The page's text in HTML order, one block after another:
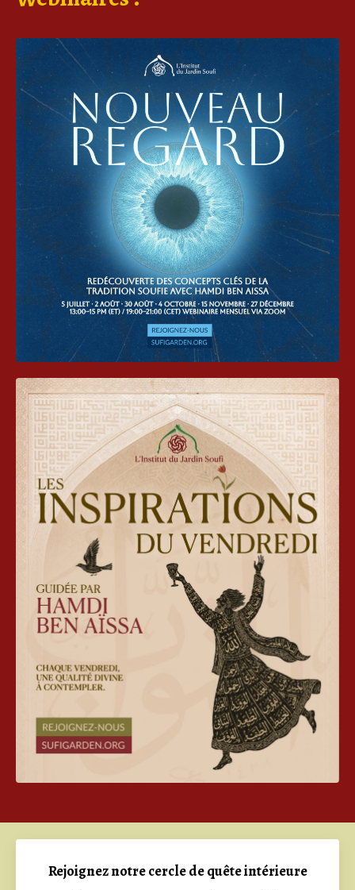
Rejoignez notre cercle de quête intérieure